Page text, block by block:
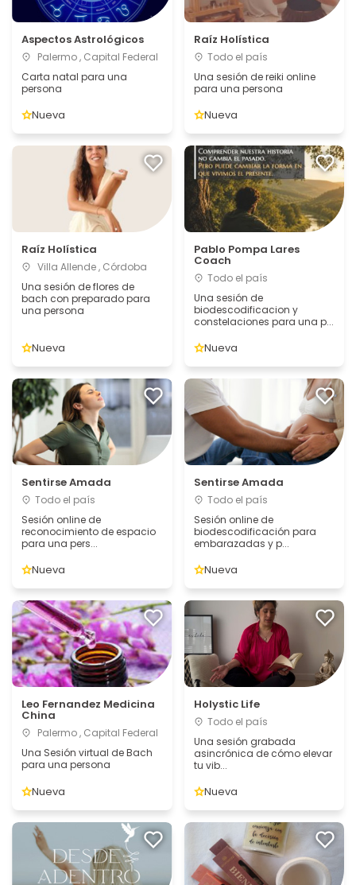
Aspectos Astrológicos
Palermo , Capital Federal
Carta natal para una
persona
Nueva
Raíz Holística
Todo el país
Una sesión de reiki online
para una persona
Nueva
Raíz Holística
Villa Allende , Córdoba
Una sesión de flores de
bach con preparado para
una persona
Nueva
Pablo Pompa Lares
Coach
Todo el país
Una sesión de
biodescodificacion y
constelaciones para una p...
Nueva
Sentirse Amada
Todo el país
Sesión online de
reconocimiento de espacio
para una pers...
Nueva
Sentirse Amada
Todo el país
Sesión online de
biodescodificación para
embarazadas y p...
Nueva
Leo Fernandez Medicina
China
Palermo , Capital Federal
Una Sesión virtual de Bach
para una persona
Nueva
Holystic Life
Todo el país
Una sesión grabada
asincrónica de cómo elevar
tu vib...
Nueva